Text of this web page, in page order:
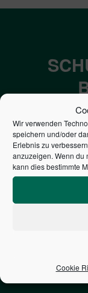
Wir verwenden
speichern und/oder
Erlebnis zu
anzuzeigen. Wenn du
kann dies bestimmte
Cookie